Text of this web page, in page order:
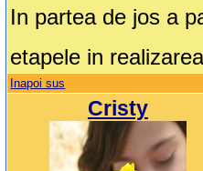
In partea de jos a
etapele in
Inapoi sus
Cristy